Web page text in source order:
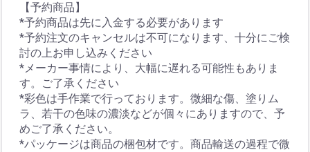
【予約商品】
*予約商品は先に入金する必要があります
*予約注文のキャンセルは不可になります、十分にご検
討の上お申し込みください
*メーカー事情により、大幅に遅れる可能性もありま
す。ご了承ください
*彩色は手作業で行っております。微細な傷、塗りム
ラ、若干の色味の濃淡などが個々にありますので、予
めご了承ください。
*パッケージは商品の梱包材です。商品輸送の過程で微